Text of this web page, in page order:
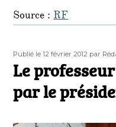
Source :RF
Publié
le
Publié le 12 février 2012 Auteur
par
Le
par le